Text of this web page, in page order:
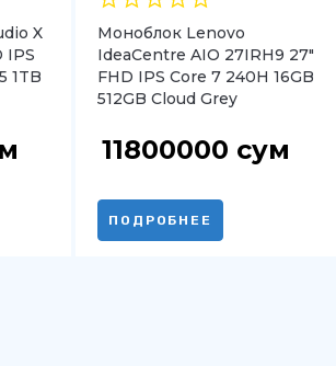
X
IPS
1TB
Моноблок Lenovo
IdeaCentre AIO 27IRH9 27″
FHD IPS Core 7 240H 16GB
512GB Cloud Grey
11800000 сум
ПОДРОБНЕЕ